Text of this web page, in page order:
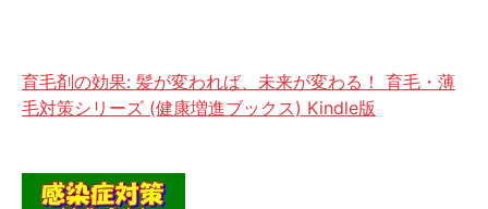
育毛剤の効果: 髪が変われば、未来が変わる！ 育毛・薄
毛対策シリーズ (健康増進ブックス) Kindle版